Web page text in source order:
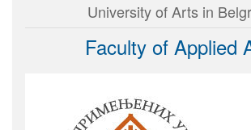
University of Arts in
Faculty of Applied